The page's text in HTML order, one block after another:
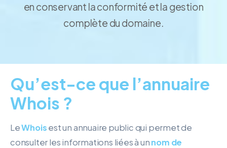
en conservant la conformité et la gestion
complète du domaine.
Qu’est-ce que l’annuaire
Whois ?
LeWhoisest un annuaire public qui permet de
consulter les informations liées à unnom de